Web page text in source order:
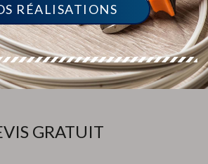
RÉALISATIONS
GRATUIT